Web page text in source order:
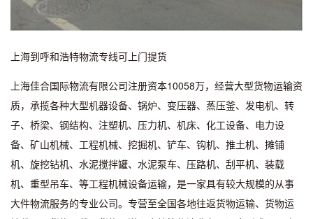
上海到呼和浩特物流专线可上门提货
上海佳合国际物流有限公司注册资本10058万，经营大型货物运输资
质，承揽各种大型机器设备、锅炉、变压器、蒸压釜、发电机、转
子、桥梁、钢结构、注塑机、压力机、机床、化工设备、电力设
备、矿山机械、工程机械、挖掘机、铲车、钩机、推土机、摊铺
机、旋挖钻机、水泥搅拌罐、水泥泵车、压路机、刮平机、装载
机、重型吊车、等工程机械设备运输，是一家具有较大规模的从事
大件物流服务的专业公司。专营至全国各地往返货物运输、货物运